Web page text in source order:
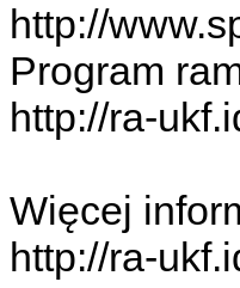
http://
Program
http://ra-
Więcej
http://ra-